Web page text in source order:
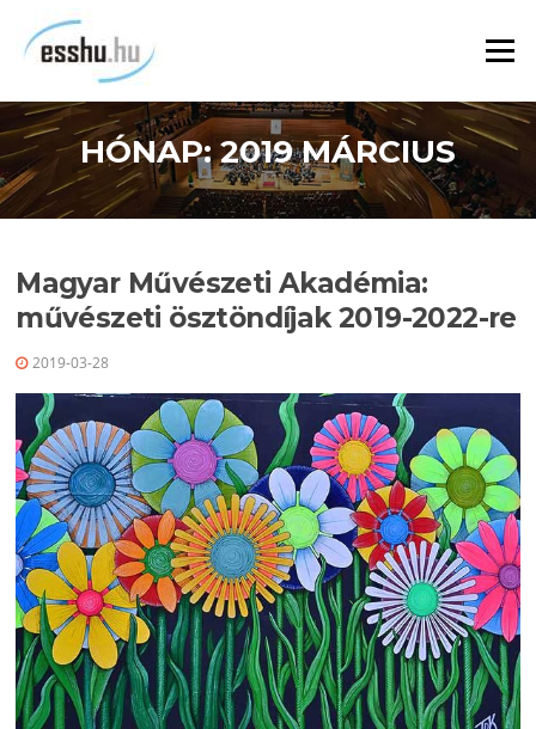
tartalomra
Menü
HÓNAP:2019 MÁRCIUS
Magyar Művészeti Akadémia:
művészeti ösztöndíjak 2019-2022-re
2019-03-28